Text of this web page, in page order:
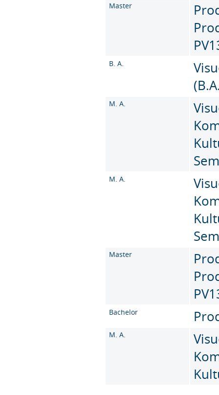
Master
B. A.
M. A.
M. A.
Master
Bachelor
M. A.